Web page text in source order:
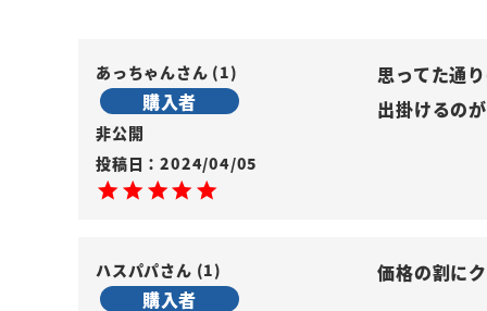
あっちゃん 1
購入者
非公開
投稿日
2024/04/05
思ってた通
出掛けるの
ハスパパ 1
購入者
価格の割に